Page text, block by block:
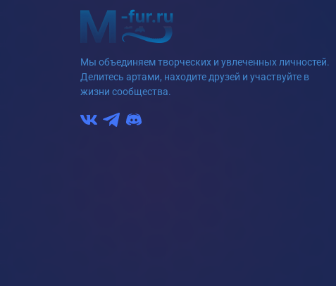
Мы объединяем творческих и увлеченных личностей.
Делитесь артами, находите друзей и участвуйте в
жизни сообщества.